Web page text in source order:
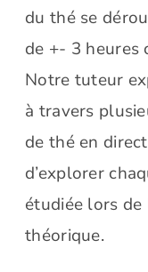
du thé se
de +- 3 heures
Notre tuteur
à travers
de thé en
d’explorer
étudiée lors
théorique.